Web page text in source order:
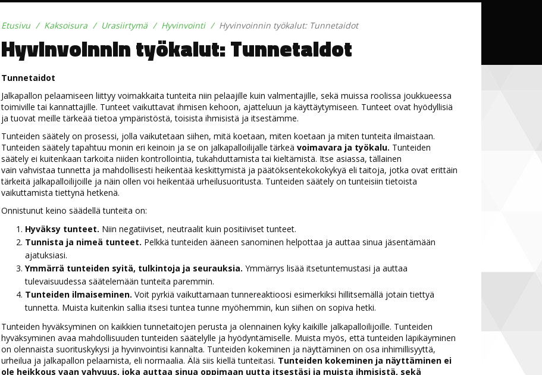
Etusivu Kaksoisura Urasiirtymä Hyvinvointi Hyvinvoinnin työkalut: Tunnetaidot
Hyvinvoinnin työkalut: Tunnetaidot
Tunnetaidot
Jalkapallon pelaamiseen liittyy voimakkaita tunteita niin pelaajille kuin valmentajille, sekä muissa roolissa joukkueessa
toimiville tai kannattajille. Tunteet vaikuttavat ihmisen kehoon, ajatteluun ja käyttäytymiseen. Tunteet ovat hyödyllisiä
ja tuovat meille tärkeää tietoa ympäristöstä, toisista ihmisistä ja itsestämme.
Tunteiden säätely on prosessi, jolla vaikutetaan siihen, mitä koetaan, miten koetaan ja miten tunteita ilmaistaan.
Tunteiden säätely tapahtuu monin eri keinoin ja se on jalkapalloilijalle tärkeä voimavara ja työkalu. Tunteiden
säätely ei kuitenkaan tarkoita niiden kontrollointia, tukahduttamista tai kieltämistä. Itse asiassa, tällainen
vain vahvistaa tunnetta ja mahdollisesti heikentää keskittymistä ja päätöksentekokokykyä eli taitoja, jotka ovat erittäin
tärkeitä jalkapalloilijoille ja näin ollen voi heikentää urheilusuoritusta. Tunteiden säätely on tunteisiin tietoista
vaikuttamista tiettynä hetkenä.
Onnistunut keino säädellä tunteita on:
Hyväksy tunteet. Niin negatiiviset, neutraalit kuin positiiviset tunteet.
Tunnista ja nimeä tunteet. Pelkkä tunteiden ääneen sanominen helpottaa ja auttaa sinua jäsentämään
ajatuksiasi.
Ymmärrä tunteiden syitä, tulkintoja ja seurauksia. Ymmärrys lisää itsetuntemustasi ja auttaa
tulevaisuudessa säätelemään tunteita paremmin.
Tunteiden ilmaiseminen. Voit pyrkiä vaikuttamaan tunnereaktioosi esimerkiksi hillitsemällä jotain tiettyä
tunnetta. Muista kuitenkin sallia itsesi tuntea tunne myöhemmin, kun siihen on sopiva hetki.
Tunteiden hyväksyminen on kaikkien tunnetaitojen perusta ja olennainen kyky kaikille jalkapalloilijoille. Tunteiden
hyväksyminen avaa mahdollisuuden tunteiden säätelylle ja hyödyntämiselle. Muista myös, että tunteiden läpikäyminen
on olennaista suorituskykysi ja hyvinvointisi kannalta. Tunteiden kokeminen ja näyttäminen on osa inhimillisyyttä,
urheilua ja jalkapallon pelaamista, eli normaalia. Älä siis kiellä tunteitasi. Tunteiden kokeminen ja näyttäminen ei
ole heikkous vaan vahvuus, joka auttaa sinua oppimaan uutta itsestäsi ja muista ihmisistä, sekä